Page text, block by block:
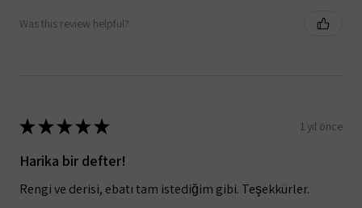
Was this review helpful?
★★★★★ 1 yıl önce
Harika bir defter!
Rengi ve derisi, ebatı tam istediğim gibi. Teşekkürler.